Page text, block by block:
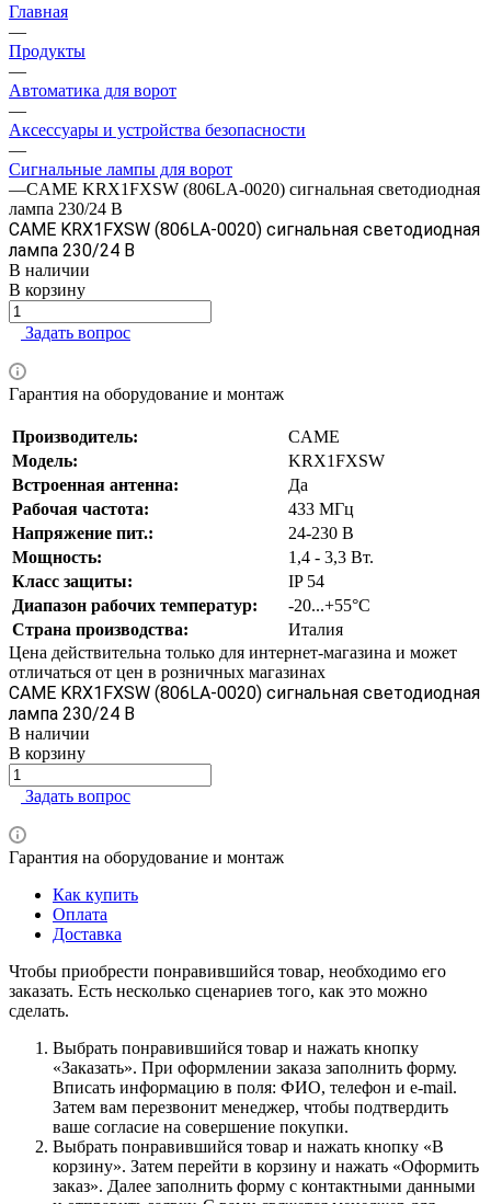
Главная
—
Продукты
—
Автоматика для ворот
—
Аксессуары и устройства безопасности
—
Сигнальные лампы для ворот
—CAME KRX1FXSW (806LA-0020) сигнальная светодиодная
лампа 230/24 В
CAME KRX1FXSW (806LA-0020) сигнальная светодиодная
лампа 230/24 В
В наличии
В корзину
Задать вопрос
Гарантия на оборудование и монтаж
Производитель:
CAME
Модель:
KRX1FXSW
Встроенная антенна:
Да
Рабочая частота:
433 МГц
Напряжение пит.:
24-230 В
Мощность:
1,4 - 3,3 Вт.
Класс защиты:
IP 54
Диапазон рабочих температур:
-20...+55°C
Страна производства:
Италия
Цена действительна только для интернет-магазина и может
отличаться от цен в розничных магазинах
CAME KRX1FXSW (806LA-0020) сигнальная светодиодная
лампа 230/24 В
В наличии
В корзину
Задать вопрос
Гарантия на оборудование и монтаж
Как купить
Оплата
Доставка
Чтобы приобрести понравившийся товар, необходимо его
заказать. Есть несколько сценариев того, как это можно
сделать.
Выбрать понравившийся товар и нажать кнопку
«Заказать». При оформлении заказа заполнить форму.
Вписать информацию в поля: ФИО, телефон и e-mail.
Затем вам перезвонит менеджер, чтобы подтвердить
ваше согласие на совершение покупки.
Выбрать понравившийся товар и нажать кнопку «В
корзину». Затем перейти в корзину и нажать «Оформить
заказ». Далее заполнить форму с контактными данными